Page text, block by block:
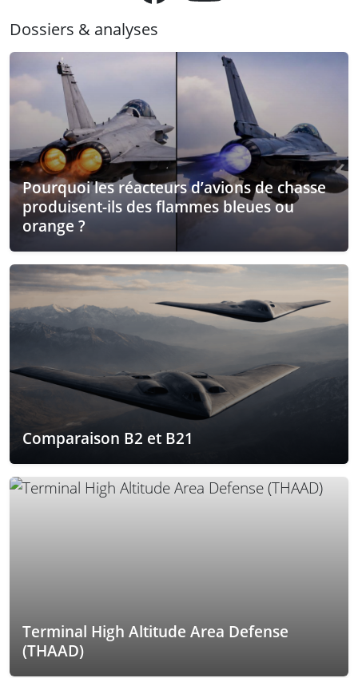
Dossiers & analyses
Pourquoi les réacteurs d’avions de chasse
produisent-ils des flammes bleues ou
orange ?
Comparaison B2 et B21
Terminal High Altitude Area Defense
(THAAD)